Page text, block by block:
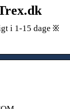
i 1-15 dage ፠